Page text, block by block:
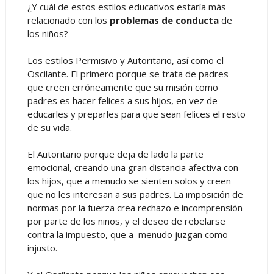
¿Y cuál de estos estilos educativos estaría más
relacionado con los problemas de conductade
los niños?
Los estilos Permisivo y Autoritario, así como el
Oscilante. El primero porque se trata de padres
que creen erróneamente que su misión como
padres es hacer felices a sus hijos, en vez de
educarles y preparles para que sean felices el resto
de su vida.
El Autoritario porque deja de lado la parte
emocional, creando una gran distancia afectiva con
los hijos, que a menudo se sienten solos y creen
que no les interesan a sus padres. La imposición de
normas por la fuerza crea rechazo e incomprensión
por parte de los niños, y el deseo de rebelarse
contra la impuesto, que a menudo juzgan como
injusto.